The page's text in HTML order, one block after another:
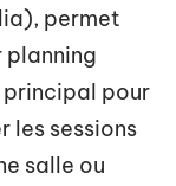
permet
planning
principal pour
les sessions
salle ou